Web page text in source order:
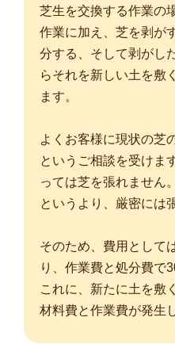
芝生を交換する作業の
作業に加え、芝を剥が
分する、そして剥がし
らそれを新しい土を敷
ます。
よくお客様に現状の芝
というご相談を受けま
っては芝を張れません。
というより、厳密には
そのため、費用として
り、作業費と処分費で
これに、新たに土を敷
材料費と作業費が発生